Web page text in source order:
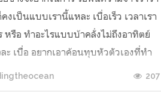
งเป็นแบบเรานี้แหละ เบื่อเร็ว เวลาเรา
หรือ ทำอะไรแบบบ้าคลั่งไม่ถึงอาทิตย์
ะ เบื่อ อยากเอาค้อนทุบหัวตัวเองที่ทำ
ไม่เสร็จซักที เราจึงตัดสินใจจะเขียนคัน
องร...
207